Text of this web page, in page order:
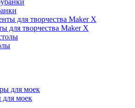
для творчества Maker X
для моек